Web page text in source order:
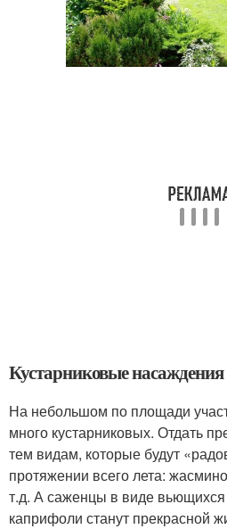
Кустарниковые насаждения
На небольшом по площади
много кустарниковых. Отдать
тем видам, которые будут
протяжении всего лета:
т.д. А саженцы в виде
каприфоли станут прекрасной